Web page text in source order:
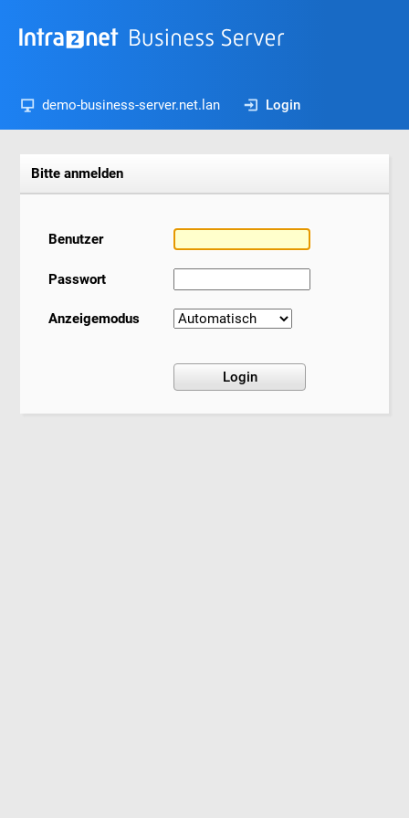
demo-business-server.net.lan Login
Bitte anmelden
Benutzer
Passwort
Anzeigemodus